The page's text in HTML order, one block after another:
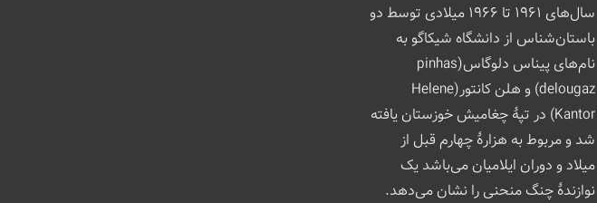
سال‌های ۱۹۶۱ تا ۱۹۶۶ میلادی توسط دو
باستان‌شناس از دانشگاه شیکاگو به
نام‌های پیناس دلوگاس(pinhas
delougaz) و هلن کانتور(Helene
Kantor) در تپهٔ چغامیش خوزستان یافته
شد و مربوط به هزارهٔ چهارم قبل از
میلاد و دوران ایلامیان می‌باشد یک
نوازندهٔ چنگ منحنی را نشان می‌دهد.